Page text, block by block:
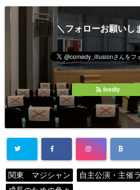
＼フォローお願いし
feedly
関東 マジシャン
自主公演・主催